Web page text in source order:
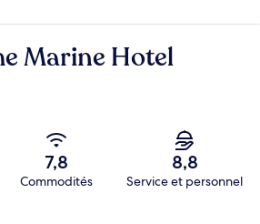
Marine Hotel
7,8
Commodités
8,8
Service et personnel